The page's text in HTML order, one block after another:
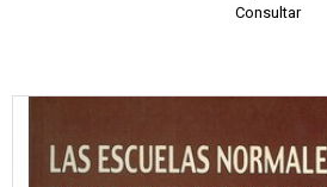
Consultar